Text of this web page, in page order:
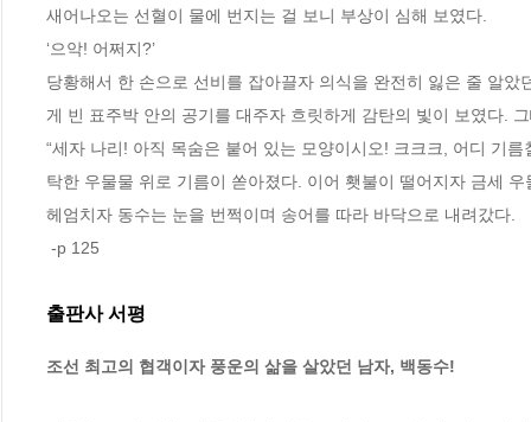
새어나오는 선혈이 물에 번지는 걸 보니 부상이 심해 보였다.
‘으악! 어쩌지?’
당황해서 한 손으로 선비를 잡아끌자 의식을 완전히 잃은 줄 알
게 빈 표주박 안의 공기를 대주자 흐릿하게 감탄의 빛이 보였다.
“세자 나리! 아직 목숨은 붙어 있는 모양이시오! 크크크, 어디 기
탁한 우물물 위로 기름이 쏟아졌다. 이어 횃불이 떨어지자 금세
헤엄치자 동수는 눈을 번쩍이며 송어를 따라 바닥으로 내려갔다.
-p 125
출판사 서평
조선 최고의 협객이자 풍운의 삶을 살았던 남자, 백동수!